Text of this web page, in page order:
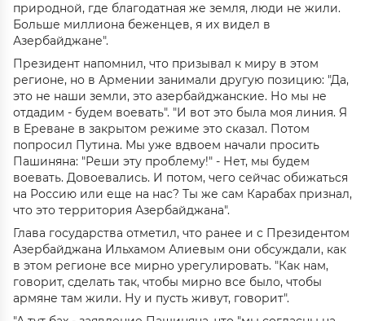
природной, где благодатная же земля, люди не жили.
Больше миллиона беженцев, я их видел в
Азербайджане".
Президент напомнил, что призывал к миру в этом
регионе, но в Армении занимали другую позицию: "Да,
это не наши земли, это азербайджанские. Но мы не
отдадим - будем воевать". "И вот это была моя линия. Я
в Ереване в закрытом режиме это сказал. Потом
попросил Путина. Мы уже вдвоем начали просить
Пашиняна: "Реши эту проблему!" - Нет, мы будем
воевать. Довоевались. И потом, чего сейчас обижаться
на Россию или еще на нас? Ты же сам Карабах признал,
что это территория Азербайджана".
Глава государства отметил, что ранее и с Президентом
Азербайджана Ильхамом Алиевым они обсуждали, как
в этом регионе все мирно урегулировать. "Как нам,
говорит, сделать так, чтобы мирно все было, чтобы
армяне там жили. Ну и пусть живут, говорит".